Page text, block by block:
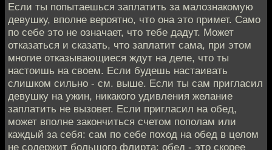
Если ты попытаешься заплатить за малознакомую
девушку, вполне вероятно, что она это примет. Само
по себе это не означает, что тебе дадут. Может
отказаться и сказать, что заплатит сама, при этом
многие отказывающиеся ждут на деле, что ты
настоишь на своем. Если будешь настаивать
слишком сильно - см. выше. Если ты сам пригласил
девушку на ужин, никакого удивления желание
заплатить не вызовет. Если пригласил на обед,
может вполне закончиться счетом пополам или
каждый за себя: сам по себе поход на обед в целом
не содержит большого флирта; обед - это скорее